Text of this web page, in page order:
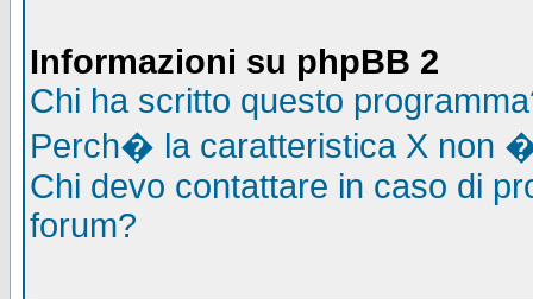
Informazioni su phpBB 2
Chi ha scritto questo
Perch� la caratteristica X non
Chi devo contattare in caso di
forum?